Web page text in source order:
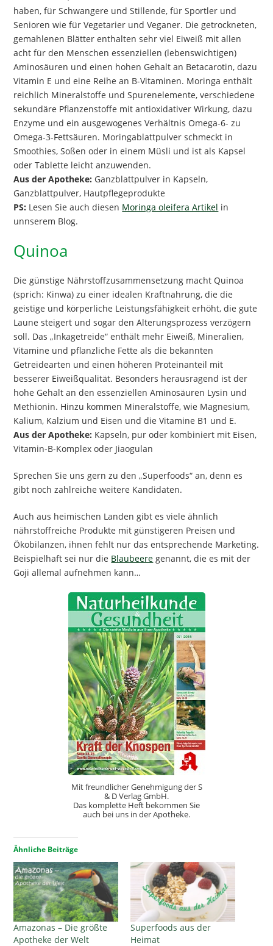
haben, für Schwangere und Stillende, für Sportler und
Senioren wie für Vegetarier und Veganer. Die getrockneten,
gemahlenen Blätter enthalten sehr viel Eiweiß mit allen
acht für den Menschen essenziellen (lebenswichtigen)
Aminosäuren und einen hohen Gehalt an Betacarotin, dazu
Vitamin E und eine Reihe an B-Vitaminen. Moringa enthält
reichlich Mineralstoffe und Spurenelemente, verschiedene
sekundäre Pflanzenstoffe mit antioxidativer Wirkung, dazu
Enzyme und ein ausgewogenes Verhältnis Omega-6- zu
Omega-3-Fettsäuren. Moringablattpulver schmeckt in
Smoothies, Soßen oder in einem Müsli und ist als Kapsel
oder Tablette leicht anzuwenden.
Aus der Apotheke: Ganzblattpulver in Kapseln,
Ganzblattpulver, Hautpflegeprodukte
PS: Lesen Sie auch diesen Moringa oleifera Artikel in
unnserem Blog.
Quinoa
Die günstige Nährstoffzusammensetzung macht Quinoa
(sprich: Kinwa) zu einer idealen Kraftnahrung, die die
geistige und körperliche Leistungsfähigkeit erhöht, die gute
Laune steigert und sogar den Alterungsprozess verzögern
soll. Das „Inkagetreide“ enthält mehr Eiweiß, Mineralien,
Vitamine und pflanzliche Fette als die bekannten
Getreidearten und einen höheren Proteinanteil mit
besserer Eiweißqualität. Besonders herausragend ist der
hohe Gehalt an den essenziellen Aminosäuren Lysin und
Methionin. Hinzu kommen Mineralstoffe, wie Magnesium,
Kalium, Kalzium und Eisen und die Vitamine B1 und E.
Aus der Apotheke: Kapseln, pur oder kombiniert mit Eisen,
Vitamin-B-Komplex oder Jiaogulan
Sprechen Sie uns gern zu den „Superfoods“ an, denn es
gibt noch zahlreiche weitere Kandidaten.
Auch aus heimischen Landen gibt es viele ähnlich
nährstoffreiche Produkte mit günstigeren Preisen und
Ökobilanzen, ihnen fehlt nur das entsprechende Marketing.
Beispielhaft sei nur die Blaubeere genannt, die es mit der
Goji allemal aufnehmen kann…
Mit freundlicher Genehmigung der S
& D Verlag GmbH.
Das komplette Heft bekommen Sie
auch bei uns in der Apotheke.
Ähnliche Beiträge
Amazonas – Die größte
Apotheke der Welt
Superfoods aus der
Heimat